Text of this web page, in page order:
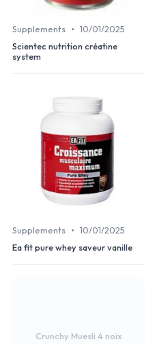
Supplements • 10/01/2025
Scientec nutrition créatine
system
Supplements • 10/01/2025
Ea fit pure whey saveur vanille
Crunchy Muesli 4 noix